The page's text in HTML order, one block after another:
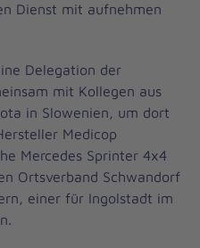
Dienst mit aufnehmen
Delegation der
mit Kollegen aus
in Slowenien, um dort
Medicop
Mercedes Sprinter 4x4
Ortsverband Schwandorf
einer für Ingolstadt im